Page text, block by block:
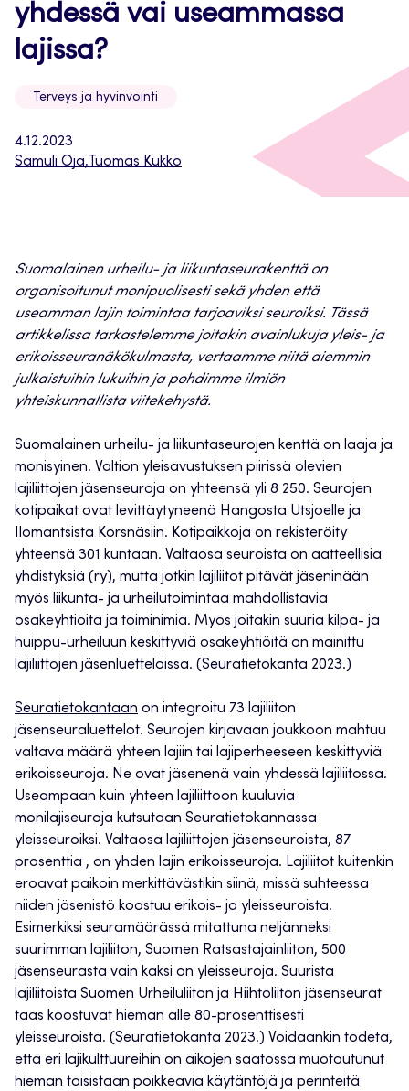
4.12.2023
Samuli Oja, Tuomas Kukko
yhdessä vai useammassa
lajissa?
Terveys ja hyvinvointi
Suomalainen urheilu- ja liikuntaseurakenttä on
organisoitunut monipuolisesti sekä yhden että
useamman lajin toimintaa tarjoaviksi seuroiksi. Tässä
artikkelissa tarkastelemme joitakin avainlukuja yleis- ja
erikoisseuranäkökulmasta, vertaamme niitä aiemmin
julkaistuihin lukuihin ja pohdimme ilmiön
yhteiskunnallista viitekehystä.
Suomalainen urheilu- ja liikuntaseurojen kenttä on laaja ja
monisyinen. Valtion yleisavustuksen piirissä olevien
lajiliittojen jäsenseuroja on yhteensä yli 8 250. Seurojen
kotipaikat ovat levittäytyneenä Hangosta Utsjoelle ja
Ilomantsista Korsnäsiin. Kotipaikkoja on rekisteröity
yhteensä 301 kuntaan. Valtaosa seuroista on aatteellisia
yhdistyksiä (ry), mutta jotkin lajiliitot pitävät jäseninään
myös liikunta- ja urheilutoimintaa mahdollistavia
osakeyhtiöitä ja toiminimiä. Myös joitakin suuria kilpa- ja
huippu-urheiluun keskittyviä osakeyhtiöitä on mainittu
lajiliittojen jäsenluetteloissa. (Seuratietokanta 2023.)
Seuratietokantaan on integroitu 73 lajiliiton
jäsenseuraluettelot. Seurojen kirjavaan joukkoon mahtuu
valtava määrä yhteen lajiin tai lajiperheeseen keskittyviä
erikoisseuroja. Ne ovat jäsenenä vain yhdessä lajiliitossa.
Useampaan kuin yhteen lajiliittoon kuuluvia
monilajiseuroja kutsutaan Seuratietokannassa
yleisseuroiksi. Valtaosa lajiliittojen jäsenseuroista, 87
prosenttia , on yhden lajin erikoisseuroja. Lajiliitot kuitenkin
eroavat paikoin merkittävästikin siinä, missä suhteessa
niiden jäsenistö koostuu erikois- ja yleisseuroista.
Esimerkiksi seuramäärässä mitattuna neljänneksi
suurimman lajiliiton, Suomen Ratsastajainliiton, 500
jäsenseurasta vain kaksi on yleisseuroja. Suurista
lajiliitoista Suomen Urheiluliiton ja Hiihtoliiton jäsenseurat
taas koostuvat hieman alle 80-prosenttisesti
yleisseuroista. (Seuratietokanta 2023.) Voidaankin todeta,
että eri lajikulttuureihin on aikojen saatossa muotoutunut
hieman toisistaan poikkeavia käytäntöjä ja perinteitä